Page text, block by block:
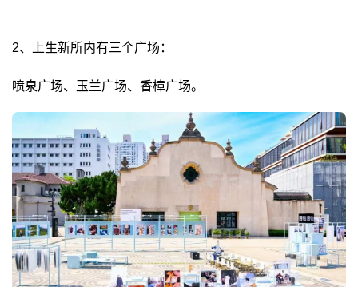
2、上生新所内有三个广场：
喷泉广场、玉兰广场、香樟广场。